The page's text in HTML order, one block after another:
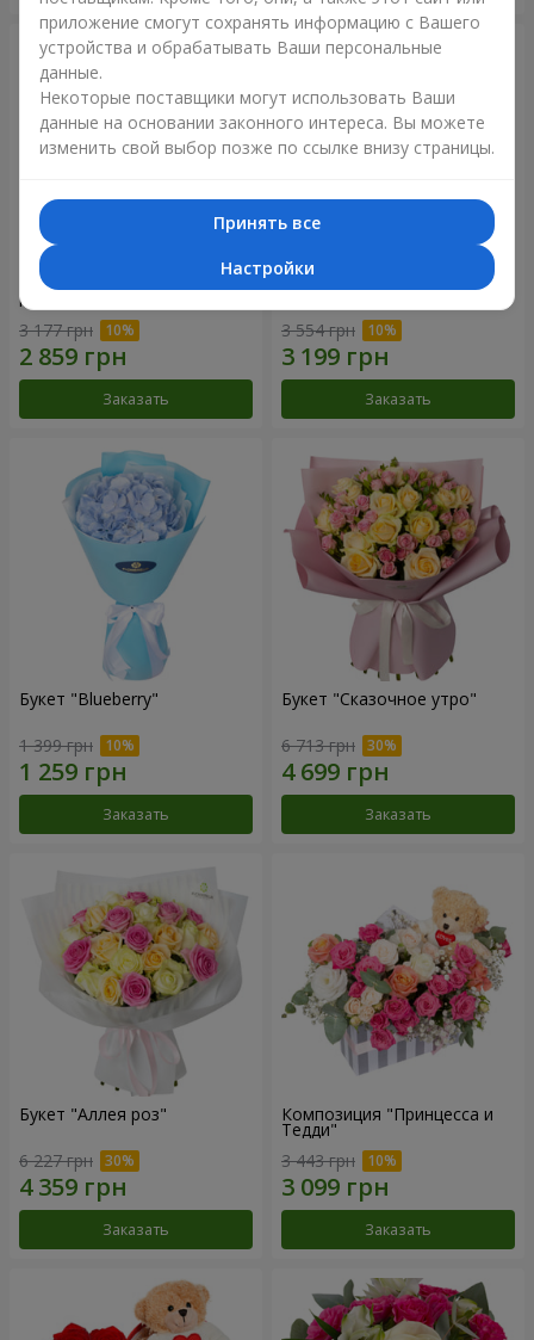
Композиция "Нежное
прикосновение"
3 177 грн
Заказать
Букет "Розовый вкус
3 554 грн
Заказать
Букет "Blueberry"
1 399 грн
Заказать
Букет "Сказочное утро"
6 713 грн
Заказать
Букет "Аллея роз"
6 227 грн
Заказать
Композиция "Принцесса и
Тедди"
3 443 грн
Заказать
приложение смогут сохранять информацию с Вашего
устройства и обрабатывать Ваши персональные
данные.
Некоторые поставщики могут использовать Ваши
данные на основании законного интереса. Вы можете
изменить свой выбор позже по ссылке внизу страницы.
Принять все
Настройки